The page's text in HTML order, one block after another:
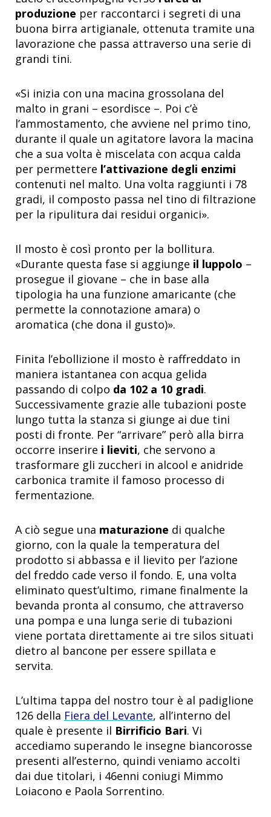
produzione per raccontarci i segreti di una
buona birra artigianale, ottenuta tramite una
lavorazione che passa attraverso una serie di
grandi tini.
«Si inizia con una macina grossolana del
malto in grani – esordisce –. Poi c’è
l’ammostamento, che avviene nel primo tino,
durante il quale un agitatore lavora la macina
che a sua volta è miscelata con acqua calda
per permettere l’attivazione degli enzimi
contenuti nel malto. Una volta raggiunti i 78
gradi, il composto passa nel tino di filtrazione
per la ripulitura dai residui organici».
Il mosto è così pronto per la bollitura.
«Durante questa fase si aggiunge il luppolo –
prosegue il giovane – che in base alla
tipologia ha una funzione amaricante (che
permette la connotazione amara) o
aromatica (che dona il gusto)».
Finita l’ebollizione il mosto è raffreddato in
maniera istantanea con acqua gelida
passando di colpo da 102 a 10 gradi.
Successivamente grazie alle tubazioni poste
lungo tutta la stanza si giunge ai due tini
posti di fronte. Per “arrivare” però alla birra
occorre inserire i lieviti, che servono a
trasformare gli zuccheri in alcool e anidride
carbonica tramite il famoso processo di
fermentazione.
A ciò segue una maturazione di qualche
giorno, con la quale la temperatura del
prodotto si abbassa e il lievito per l’azione
del freddo cade verso il fondo. E, una volta
eliminato quest’ultimo, rimane finalmente la
bevanda pronta al consumo, che attraverso
una pompa e una lunga serie di tubazioni
viene portata direttamente ai tre silos situati
dietro al bancone per essere spillata e
servita.
L’ultima tappa del nostro tour è al padiglione
126 della Fiera del Levante, all’interno del
quale è presente il Birrificio Bari. Vi
accediamo superando le insegne biancorosse
presenti all’esterno, quindi veniamo accolti
dai due titolari, i 46enni coniugi Mimmo
Loiacono e Paola Sorrentino.